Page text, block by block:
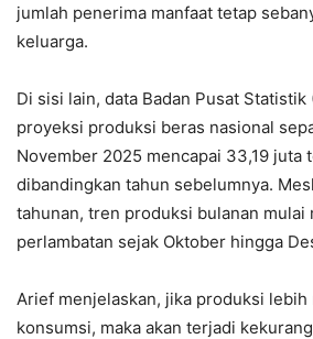
jumlah penerima manfaat tetap
keluarga.
Di sisi lain, data Badan Pusat Statistik
proyeksi produksi beras nasional
November 2025 mencapai 33,19 juta
dibandingkan tahun sebelumnya.
tahunan, tren produksi bulanan mulai
perlambatan sejak Oktober hingga
Arief menjelaskan, jika produksi lebih
konsumsi, maka akan terjadi